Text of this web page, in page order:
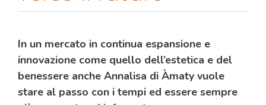
In un mercato in continua espansione e
innovazione come quello dell’estetica e del
benessere anche Annalisa di Àmaty vuole
stare al passo con i tempi ed essere sempre